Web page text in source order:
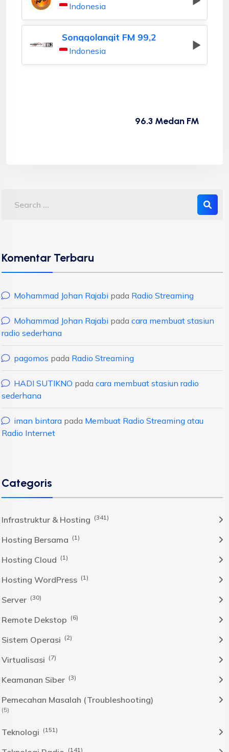
Indonesia
Songgolangit FM 99,2
Indonesia
96.3 Medan FM
Komentar Terbaru
Mohammad Johan Rajabi pada Radio Streaming
Mohammad Johan Rajabi pada cara membuat stasiun
radio sederhana
pagomos pada Radio Streaming
HADI SUTIKNO pada cara membuat stasiun radio
sederhana
iman bintara pada Membuat Radio Streaming atau
Radio Internet
Categoris
Infrastruktur & Hosting (341)
Hosting Bersama (1)
Hosting Cloud (1)
Hosting WordPress (1)
Server (30)
Remote Dekstop (6)
Sistem Operasi (2)
Virtualisasi (7)
Keamanan Siber (3)
Pemecahan Masalah (Troubleshooting)
(5)
Teknologi (151)
(141)